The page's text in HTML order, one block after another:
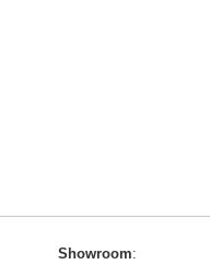
Showroom: